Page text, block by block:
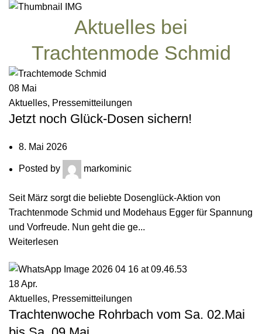
Aktuelles bei
Trachtenmode Schmid
08 Mai
Aktuelles, Pressemitteilungen
Jetzt noch Glück-Dosen sichern!
8. Mai 2026
Posted by markominic
Seit März sorgt die beliebte Dosenglück-Aktion von
Trachtenmode Schmid und Modehaus Egger für Spannung
und Vorfreude. Nun geht die ge...
Weiterlesen
18Apr.
Aktuelles, Pressemitteilungen
Trachtenwoche Rohrbach vom Sa. 02.Mai